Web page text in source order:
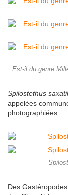
Est-il du genre
Spilostethus
appelées
photographiées.
Des